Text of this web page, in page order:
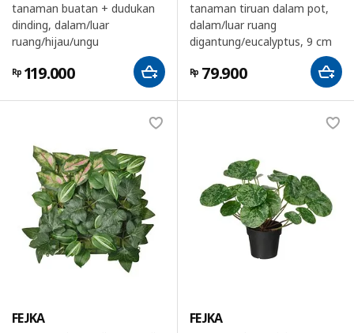
tanaman buatan + dudukan
dinding, dalam/luar
ruang/hijau/ungu
Rp 119.000
tanaman tiruan dalam pot,
dalam/luar ruang
digantung/eucalyptus, 9 cm
Rp 79.900
FEJKA FEJKA